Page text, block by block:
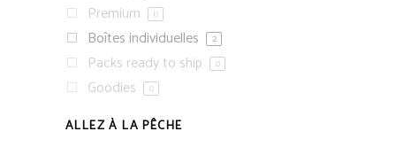
Premium 0
Boîtes individuelles 2
Packs ready to ship 0
Goodies 0
ALLEZ À LA PÊCHE